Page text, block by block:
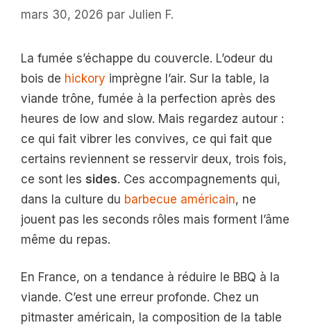
mars 30, 2026 par Julien F.
La fumée s’échappe du couvercle. L’odeur du
bois de hickory imprègne l’air. Sur la table, la
viande trône, fumée à la perfection après des
heures de low and slow. Mais regardez autour :
ce qui fait vibrer les convives, ce qui fait que
certains reviennent se resservir deux, trois fois,
ce sont les sides. Ces accompagnements qui,
dans la culture du barbecue américain, ne
jouent pas les seconds rôles mais forment l’âme
même du repas.
En France, on a tendance à réduire le BBQ à la
viande. C’est une erreur profonde. Chez un
pitmaster américain, la composition de la table